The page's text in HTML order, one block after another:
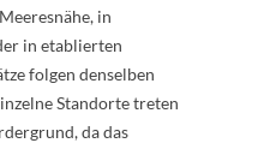
in
in etablierten
folgen denselben
Standorte treten
da das